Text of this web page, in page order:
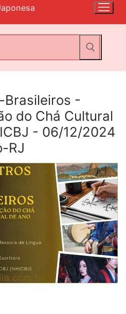
Brasileiros -
do Chá Cultural
- 06/12/2024
RJ